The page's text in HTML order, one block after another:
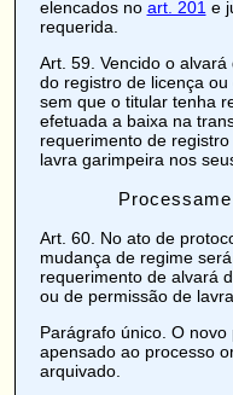
elencados no art. 201 e
requerida.
Art. 59. Vencido o
do registro de licença
sem que o titular tenha
efetuada a baixa na
requerimento de
lavra garimpeira nos
Art. 60. No ato de
mudança de regime
requerimento de alvará
ou de permissão de
Parágrafo único. O
apensado ao processo
arquivado.